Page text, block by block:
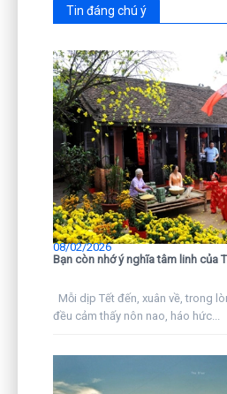
Tin đáng chú ý
Bạn còn nhớ ý nghĩa tâm linh của
08/02/2026
Mỗi dịp Tết đến, xuân về, trong
đều cảm thấy nôn nao, háo hức...